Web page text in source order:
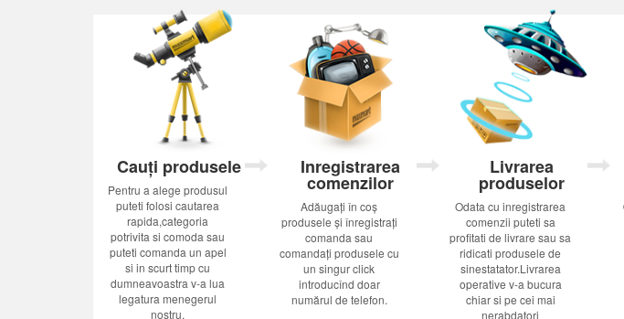
Cauți produsele
Pentru a alege produsul
puteti folosi cautarea
rapida,categoria
potrivita si comoda sau
puteti comanda un apel
si in scurt timp cu
dumneavoastra v-a lua
legatura menegerul
nostru.
Inregistrarea
comenzilor
Adăugați în coș
produsele și înregistrați
comanda sau
comandați produsele cu
un singur click
introducînd doar
numărul de telefon.
Livrarea
produselor
Odata cu inregistrarea
comenzii puteti sa
profitati de livrare sau sa
ridicati produsele de
sinestatator.Livrarea
operative v-a bucura
chiar si pe cei mai
nerabdatori